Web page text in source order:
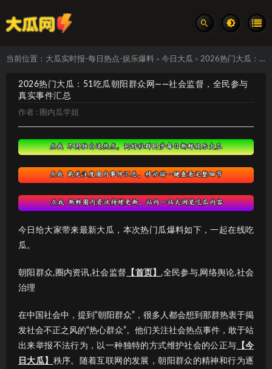
当前位置： 大瓜实时报-每日热点-娱乐爆料 > 今日大瓜 > 2026热门大瓜：51吃瓜朝阳群众网——社会监督，全民参与 真实事件汇总
2026热门大瓜：51吃瓜朝阳群众网——社会监督，全民参与
真实事件汇总
作者 : 圈内瓜学姐
今日给大家带来最新大瓜，本次热门瓜爆料如下，一起在线吃
瓜。
朝阳群众,圈内资讯,社会监督 【首页】 ,全民参与,网络舆论,社会
治理
在中国社会中，提到“朝阳群众”，很多人都会想到那群热衷于揭
发社会不正之风的“热心群众”。他们关注社会热点事件，敢于站
出来举报不法行为，以一种独特的方式维护社会的公正与 【今
日大瓜】 秩序。随着互联网的发展，朝阳群众的精神和行为逐